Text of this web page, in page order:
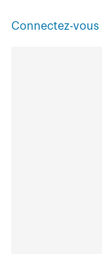
Connectez-vous